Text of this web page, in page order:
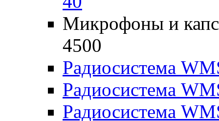
Микрофоны и
4500
Радиосистема
Радиосистема
Радиосистема